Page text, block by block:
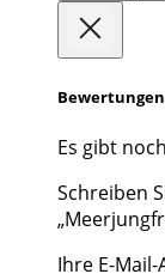
Bewertungen
Es gibt
Schreiben
Ihre E-